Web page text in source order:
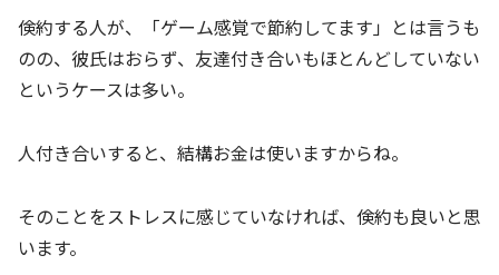
倹約する人が、「ゲーム感覚で節約してます」とは言うも
のの、彼氏はおらず、友達付き合いもほとんどしていない
というケースは多い。
人付き合いすると、結構お金は使いますからね。
そのことをストレスに感じていなければ、倹約も良いと思
います。